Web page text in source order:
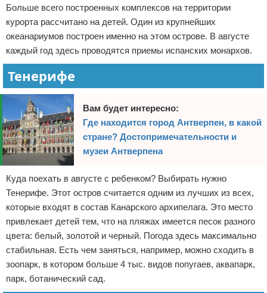
Больше всего построенных комплексов на территории
курорта рассчитано на детей. Один из крупнейших
океанариумов построен именно на этом острове. В августе
каждый год здесь проводятся приемы испанских монархов.
Тенерифе
Вам будет интересно:
Где находится город Антверпен, в какой
стране? Достопримечательности и
музеи Антверпена
Куда поехать в августе с ребенком? Выбирать нужно
Тенерифе. Этот остров считается одним из лучших из всех,
которые входят в состав Канарского архипелага. Это место
привлекает детей тем, что на пляжах имеется песок разного
цвета: белый, золотой и черный. Погода здесь максимально
стабильная. Есть чем заняться, например, можно сходить в
зоопарк, в котором больше 4 тыс. видов попугаев, аквапарк,
парк, ботанический сад.